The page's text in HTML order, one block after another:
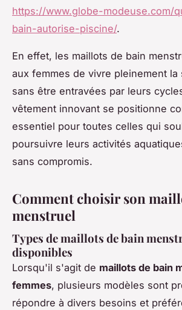
https://www.globe-modeuse.com/
bain-autorise-piscine/.
En effet, les maillots de bain
aux femmes de vivre pleinement la
sans être entravées par leurs
vêtement innovant se positionne
essentiel pour toutes celles qui
poursuivre leurs activités
sans compromis.
Comment choisir son
menstruel
Types de maillots de bain
disponibles
Lorsqu'il s'agit de maillots de bain
femmes, plusieurs modèles sont
répondre à divers besoins et